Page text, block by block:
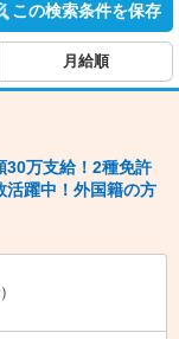
この検索条件を保存
月給順
30万支給！2種免許
活躍中！外国籍の方